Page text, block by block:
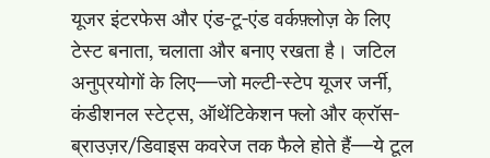
यूजर इंटरफेस और एंड-टू-एंड वर्कफ़्लोज़ के लिए
टेस्ट बनाता, चलाता और बनाए रखता है। जटिल
अनुप्रयोगों के लिए—जो मल्टी-स्टेप यूजर जर्नी,
कंडीशनल स्टेट्स, ऑथेंटिकेशन फ्लो और क्रॉस-
ब्राउज़र/डिवाइस कवरेज तक फैले होते हैं—ये टूल